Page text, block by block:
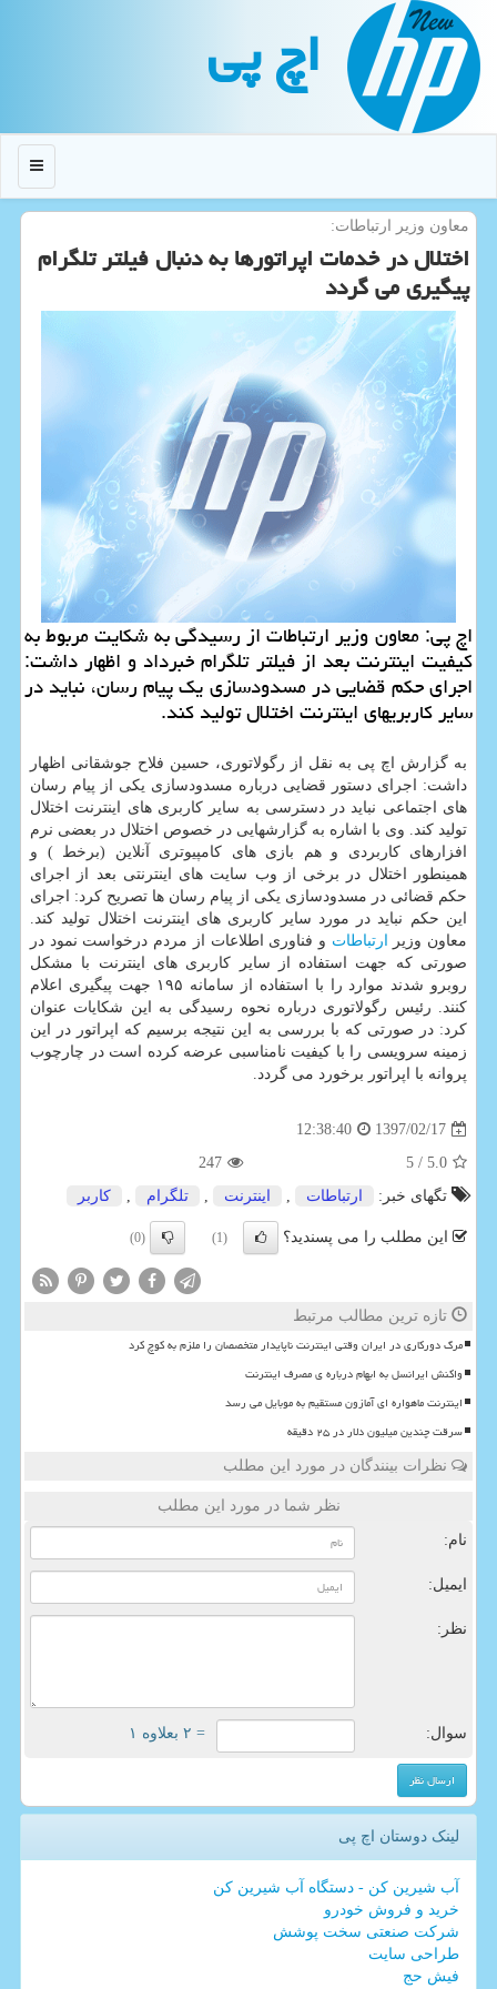
اچ پی
منو
معاون وزیر ارتباطات:
اختلال در خدمات اپراتورها به دنبال فیلتر تلگرام
پیگیری می گردد
اچ پی: معاون وزیر ارتباطات از رسیدگی به شكایت مربوط به
كیفیت اینترنت بعد از فیلتر تلگرام خبرداد و اظهار داشت:
اجرای حكم قضایی در مسدودسازی یك پیام رسان، نباید در
سایر كاربریهای اینترنت اختلال تولید كند.
به گزارش اچ پی به نقل از رگولاتوری، حسین فلاح جوشقانی اظهار
داشت: اجرای دستور قضایی درباره مسدودسازی یكی از پیام رسان
های اجتماعی نباید در دسترسی به سایر كاربری های اینترنت اختلال
تولید كند. وی با اشاره به گزارشهایی در خصوص اختلال در بعضی نرم
افزارهای كاربردی و هم بازی های كامپیوتری آنلاین (برخط ) و
همینطور اختلال در برخی از وب سایت های اینترنتی بعد از اجرای
حكم قضائی در مسدودسازی یكی از پیام رسان ها تصریح كرد: اجرای
این حكم نباید در مورد سایر كاربری های اینترنت اختلال تولید كند.
معاون وزیر ارتباطات و فناوری اطلاعات از مردم درخواست نمود در
صورتی كه جهت استفاده از سایر كاربری های اینترنت با مشكل
روبرو شدند موارد را با استفاده از سامانه ۱۹۵ جهت پیگیری اعلام
كنند. رئیس رگولاتوری درباره نحوه رسیدگی به این شكایات عنوان
كرد: در صورتی كه با بررسی به این نتیجه برسیم كه اپراتور در این
زمینه سرویسی را با كیفیت نامناسبی عرضه كرده است در چارچوب
پروانه با اپراتور برخورد می گردد.
1397/02/17
12:38:40
5.0
/ 5
247
تگهای خبر:
ارتباطات , اینترنت , تلگرام , كاربر
این مطلب را می پسندید؟ (1)
(0)
تازه ترین مطالب مرتبط
مرگ دورکاری در ایران وقتی اینترنت ناپایدار متخصصان را ملزم به کوچ کرد
واکنش ایرانسل به ابهام درباره ی مصرف اینترنت
اینترنت ماهواره ای آمازون مستقیم به موبایل می رسد
سرقت چندین میلیون دلار در ۲۵ دقیقه
نظرات بینندگان در مورد این مطلب
نظر شما در مورد این مطلب
نام:
ایمیل:
نظر:
سوال: = ۲ بعلاوه ۱
لینک دوستان اچ پی
آب شیرین کن - دستگاه آب شیرین کن
خرید و فروش خودرو
شرکت صنعتی سخت پوشش
طراحی سایت
فیش حج